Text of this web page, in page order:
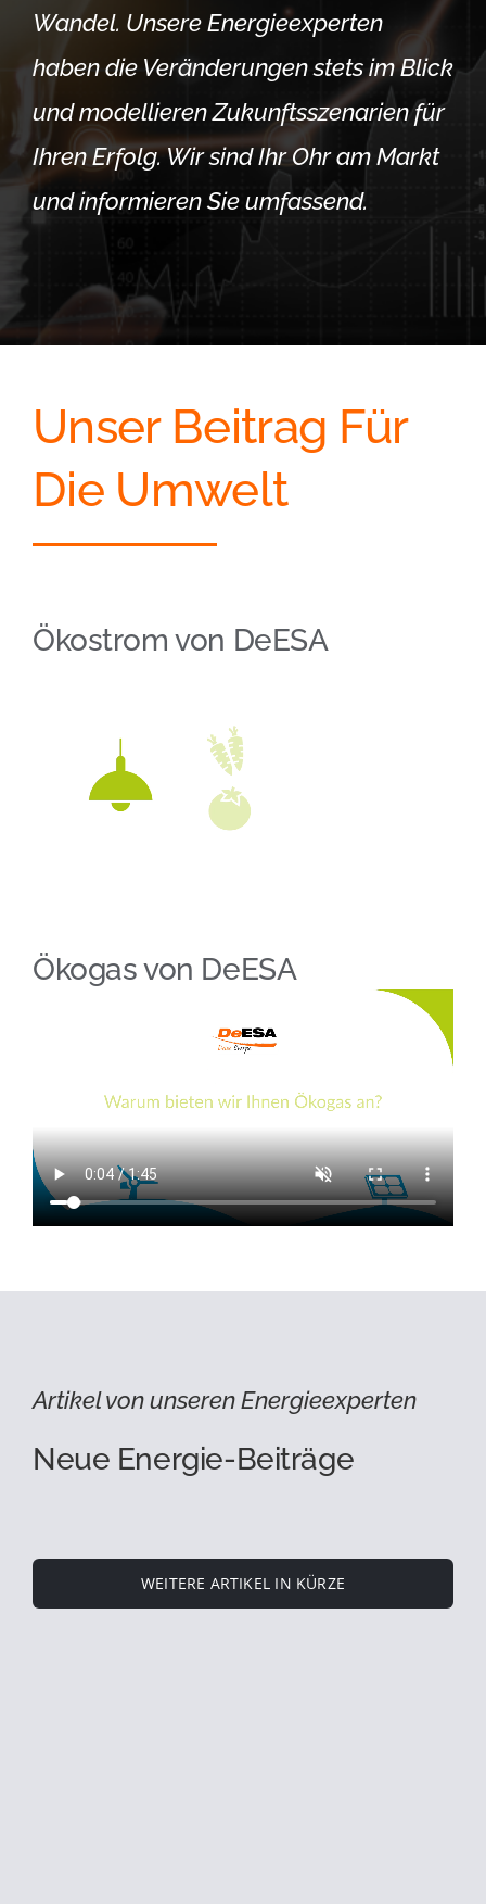
Wandel. Unsere Energieexperten
haben die Veränderungen stets im Blick
und modellieren Zukunftsszenarien für
Ihren Erfolg. Wir sind Ihr Ohr am Markt
und informieren Sie umfassend.
Unser Beitrag Für
Die Umwelt
Ökostrom von DeESA
Ökogas von DeESA
Artikel von unseren Energieexperten
Neue Energie-Beiträge
WEITERE ARTIKEL IN KÜRZE